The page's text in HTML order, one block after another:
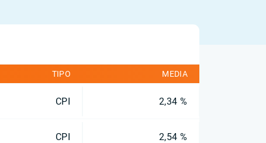
TIPO MEDIA
CPI 2,34 %
CPI 2,54 %